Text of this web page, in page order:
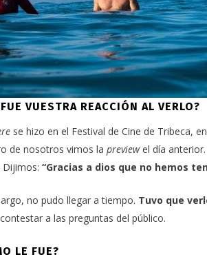
VUESTRA REACCIÓN AL VERLO?
se hizo en el Festival de Cine de Tribeca,
de nosotros vimos la previewel día
Dijimos: “Gracias a dios que no hemos
no pudo llegar a tiempo. Tuvo que
a las preguntas del público.
LE FUE?